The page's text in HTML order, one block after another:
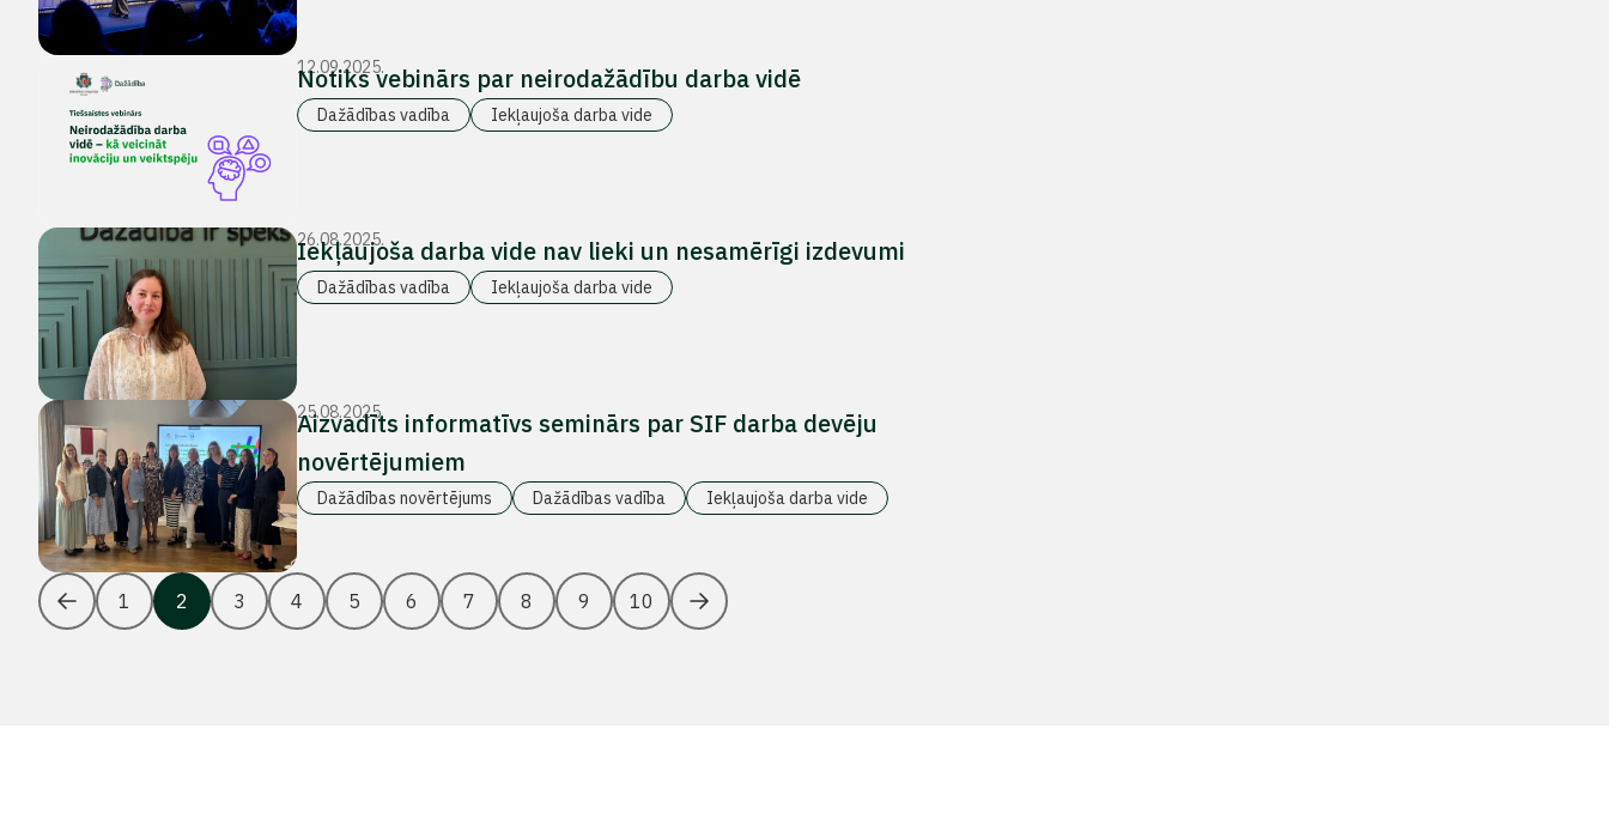
12.09.2025.
Notiks vebinārs par neirodažādību darba vidē
Dažādības vadība Iekļaujoša darba vide
26.08.2025.
Iekļaujoša darba vide nav lieki un nesamērīgi izdevumi
Dažādības vadība Iekļaujoša darba vide
25.08.2025.
Aizvadīts informatīvs seminārs par SIF darba devēju
novērtējumiem
Dažādības novērtējums Dažādības vadība Iekļaujoša darba vide
1 2 3 4 5 6 7 8 9 10